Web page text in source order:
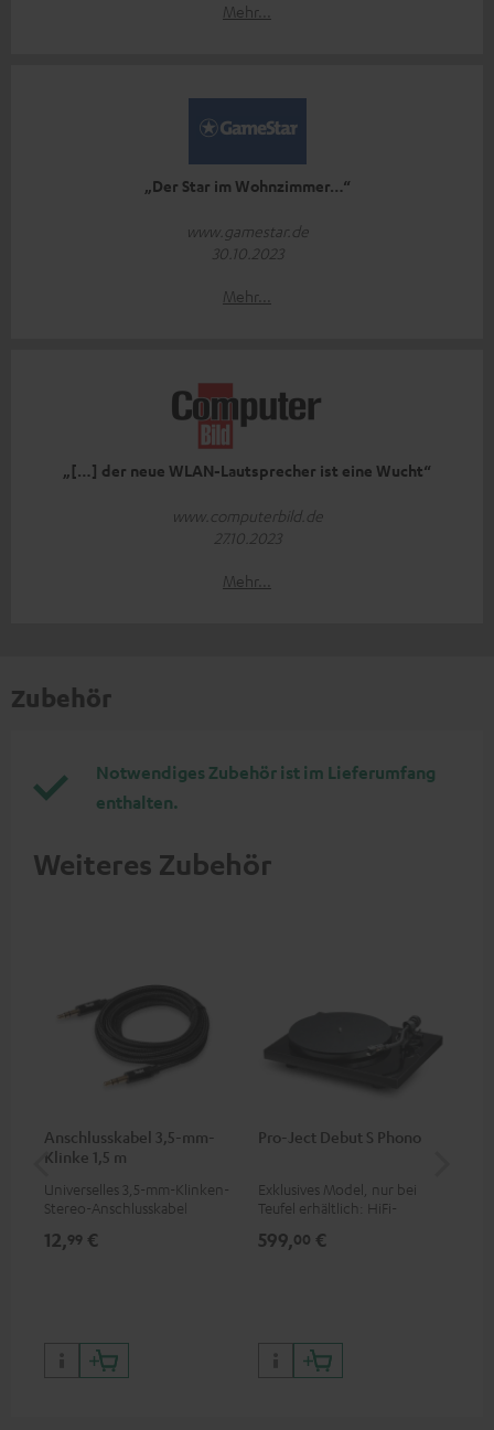
Mehr...
„Der Star im Wohnzimmer…“
www.gamestar.de
30.10.2023
Mehr...
„[…] der neue WLAN-Lautsprecher ist eine Wucht“
www.computerbild.de
27.10.2023
Mehr...
Zubehör
Notwendiges Zubehör ist im Lieferumfang
enthalten.
Weiteres Zubehör
Anschlusskabel 3,5-mm-
Klinke 1,5 m
Universelles 3,5-mm-Klinken-
Stereo-Anschlusskabel
12,99 €
Pro-Ject Debut S Phono
Exklusives Model, nur bei
Teufel erhältlich: HiFi-
Spitzenklasse mit
599,00 €